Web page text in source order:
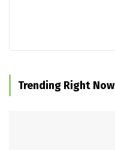
Trending Right